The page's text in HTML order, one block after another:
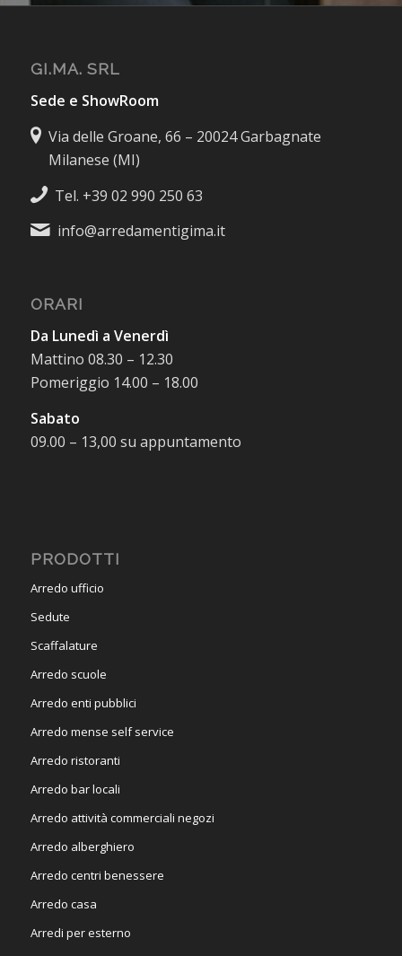
GI.MA. SRL
Sede e ShowRoom
Via delle Groane, 66 – 20024 Garbagnate
Milanese (MI)
Tel. +39 02 990 250 63
info@arredamentigima.it
ORARI
Da Lunedì a Venerdì
Mattino 08.30 – 12.30
Pomeriggio 14.00 – 18.00
Sabato
09.00 – 13,00 su appuntamento
PRODOTTI
Arredo ufficio
Sedute
Scaffalature
Arredo scuole
Arredo enti pubblici
Arredo mense self service
Arredo ristoranti
Arredo bar locali
Arredo attività commerciali negozi
Arredo alberghiero
Arredo centri benessere
Arredo casa
Arredi per esterno